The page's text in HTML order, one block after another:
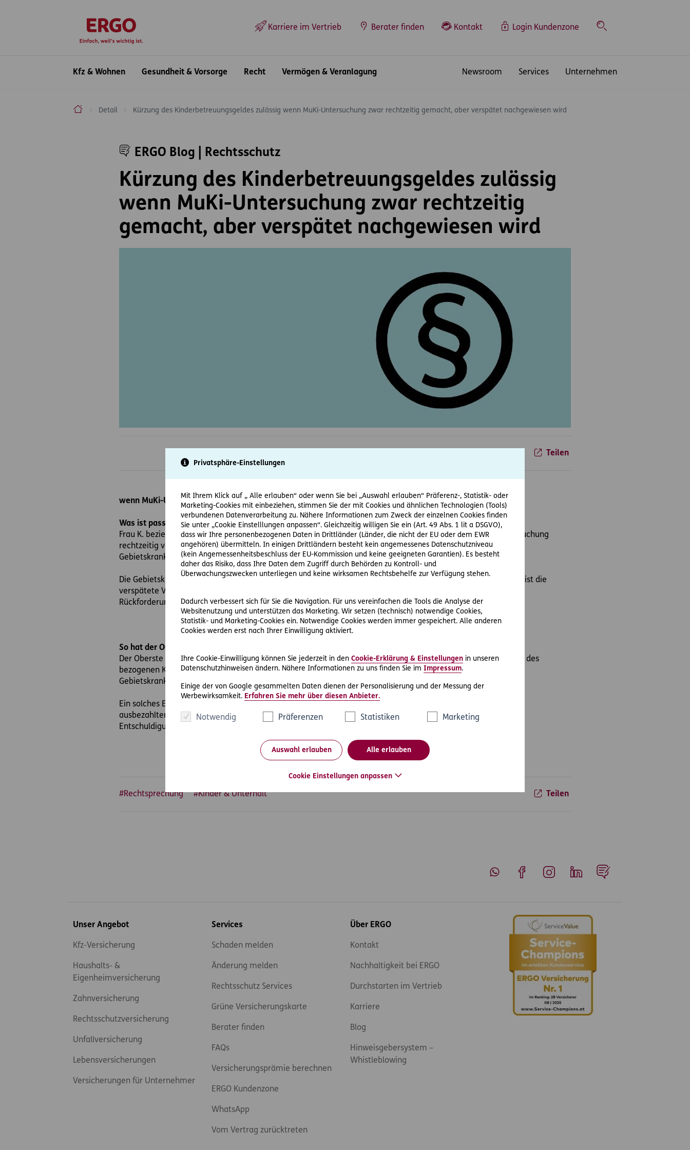
Privatsphäre-Einstellungen
Mit Ihrem Klick auf „ Alle erlauben“ oder wenn Sie bei „Auswahl erlauben“ Präferenz-, Statistik- oder
Marketing-Cookies mit einbeziehen, stimmen Sie der mit Cookies und ähnlichen Technologien (Tools)
verbundenen Datenverarbeitung zu. Nähere Informationen zum Zweck der einzelnen Cookies finden
Sie unter „Cookie Einstelllungen anpassen“. Gleichzeitig willigen Sie ein (Art. 49 Abs. 1 lit a DSGVO),
dass wir Ihre personenbezogenen Daten in Drittländer (Länder, die nicht der EU oder dem EWR
angehören) übermitteln. In einigen Drittländern besteht kein angemessenes Datenschutzniveau
(kein Angemessenheitsbeschluss der EU-Kommission und keine geeigneten Garantien). Es besteht
daher das Risiko, dass Ihre Daten dem Zugriff durch Behörden zu Kontroll- und
Überwachungszwecken unterliegen und keine wirksamen Rechtsbehelfe zur Verfügung stehen.
Dadurch verbessert sich für Sie die Navigation. Für uns vereinfachen die Tools die Analyse der
Websitenutzung und unterstützen das Marketing. Wir setzen (technisch) notwendige Cookies,
Statistik- und Marketing-Cookies ein. Notwendige Cookies werden immer gespeichert. Alle anderen
Cookies werden erst nach Ihrer Einwilligung aktiviert.
Ihre Cookie-Einwilligung können Sie jederzeit in den Cookie-Erklärung & Einstellungen in unseren
Datenschutzhinweisen ändern. Nähere Informationen zu uns finden Sie im Impressum.
Einige der von Google gesammelten Daten dienen der Personalisierung und der Messung der
Werbewirksamkeit. Erfahren Sie mehr über diesen Anbieter.
Notwendig Präferenzen Statistiken Marketing
Auswahl erlauben Alle erlauben
Cookie Einstellungen anpassen
Karriere im Vertrieb Berater finden Kontakt Login Kundenzone
Suche
Kfz & Wohnen
Gesundheit & Vorsorge Recht Vermögen & Veranlagung Newsroom Services Unternehmen
ERGO Versicherung Aktiengesellschaft
Detail Kürzung des Kinderbetreuungsgeldes zulässig wenn MuKi-Untersuchung zwar rechtzeitig gemacht, aber verspätet nachgewiesen wird
Kürzung des Kinderbetreuungsgeldes zulässig
wenn MuKi-Untersuchung zwar rechtzeitig
gemacht, aber verspätet nachgewiesen wird
ERGO Blog | Rechtsschutz
Teilen
wenn MuKi-Untersuchung zwar rechtzeitig gemacht, aber verspätet nachgewiesen wird
Was ist passiert?
Frau K. bezieht einkommensabhängiges Kinderbetreuungsgeld. Sie lässt zwar die 10. Mutter-Kind-Pass Untersuchung
rechtzeitig vor dem 3. Lebensjahr der Tochter durchführen, legt jedoch den entsprechenden Nachweis der
Gebietskrankenkasse erst nach Vollendung des 3. Lebensjahres ihrer Tochter vor.
Die Gebietskrankenkasse fordert mit Bescheid eine teilweise Rückzahlung des Kinderbetreuungsgeldes. Grund ist die
verspätete Vorlage des Nachweises der Untersuchung. Frau K. klagt dagegen. Die Vorinstanzen verneinen den
Rückforderungsanspruch der Gebietskrankenkasse. Diese wendet sich an den OGH.
So hat der OGH entschieden:
Der Oberste Gerichtshof bejaht den Rückforderungsanspruch der Gebietskrankenkasse. Frau K. muss einen Teil des
bezogenen Kindergeldes zurückzahlen: Der OGH meint, dass es zwar wünschenswert gewesen wäre, dass die
Gebietskrankenkasse ein diesbezügliches Erinnerungsschreiben an Frau K. gerichtet hätte.
Ein solches Erinnerungsschreiben ist aber nach dem Gesetz nicht Voraussetzung für eine Kürzung des (bereits
ausbezahlten) Kinderbetreuungsgeldes. Das Übersehen der Nachweisfrist ist für den OGH auch kein
Entschuldigungsgrund.
#Rechtsprechung #Kinder & Unterhalt Teilen
Inhaltsübersicht
Unser Angebot
Kfz-Versicherung
Haushalts- &
Eigenheimversicherung
Zahnversicherung
Rechtsschutzversicherung
Unfallversicherung
Lebensversicherungen
Versicherungen für Unternehmer
Services
Schaden melden
Änderung melden
Rechtsschutz Services
Grüne Versicherungskarte
Berater finden
FAQs
Versicherungsprämie berechnen
ERGO Kundenzone
WhatsApp
Vom Vertrag zurücktreten
Über ERGO
Kontakt
Nachhaltigkeit bei ERGO
Durchstarten im Vertrieb
Karriere
Blog
Hinweisgebersystem –
Whistleblowing